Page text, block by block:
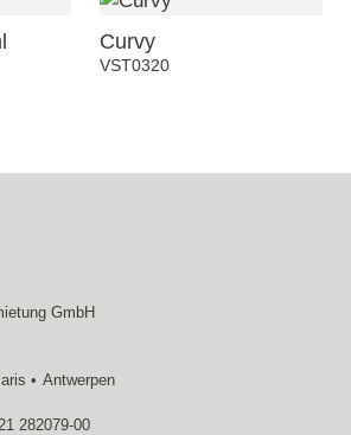
Curvy
VST0320
GmbH
Antwerpen
282079-00